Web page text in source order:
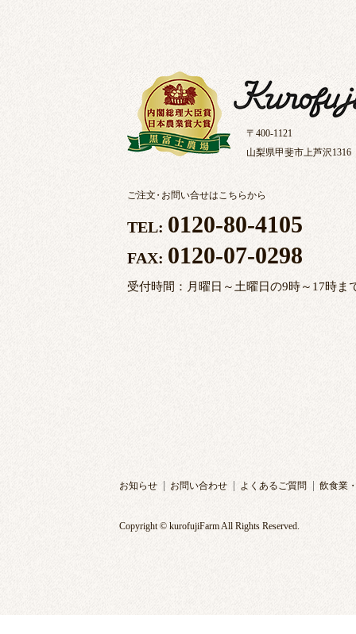
〒400-1121
山梨県甲斐市上芦沢1316
ご注文・お問い合せはこちらから
TEL: 0120-80-4105
FAX: 0120-07-0298
受付時間：月曜日～土曜日の9時～17時ま
お知らせ お問い合わせ よくあるご質問 飲食業
Copyright © kurofujiFarm All Rights Reserved.